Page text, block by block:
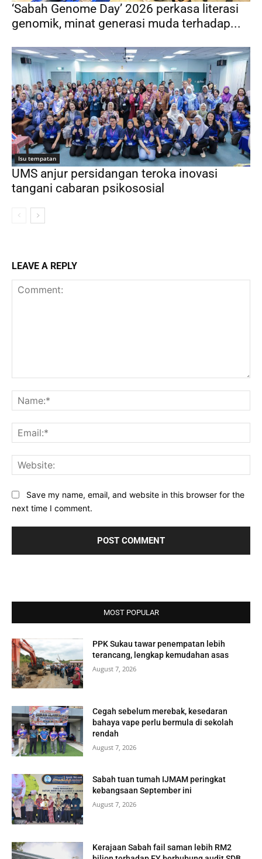
‘Sabah Genome Day’ 2026 perkasa literasi
genomik, minat generasi muda terhadap...
Isu tempatan
UMS anjur persidangan teroka inovasi
tangani cabaran psikososial
LEAVE A REPLY
Save my name, email, and website in this browser for the
next time I comment.
MOST POPULAR
PPK Sukau tawar penempatan lebih
terancang, lengkap kemudahan asas
August 7, 2026
Cegah sebelum merebak, kesedaran
bahaya vape perlu bermula di sekolah
rendah
August 7, 2026
Sabah tuan tumah IJMAM peringkat
kebangsaan September ini
August 7, 2026
Kerajaan Sabah fail saman lebih RM2